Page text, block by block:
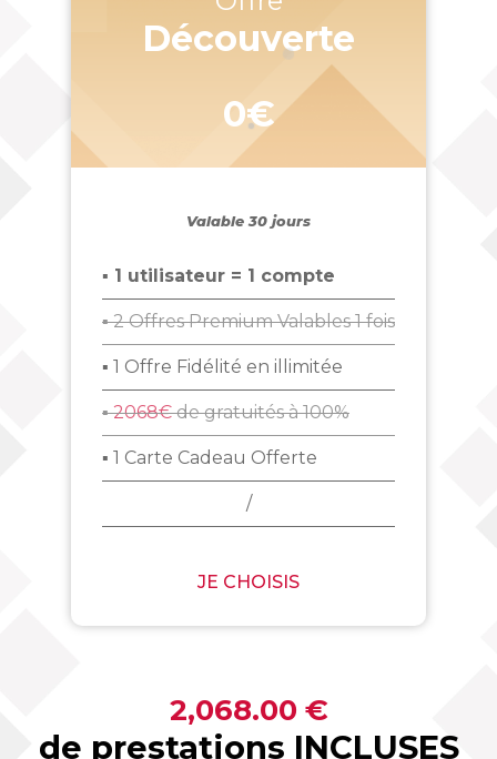
Découverte
0€
Valable 30 jours
▪ 1 utilisateur = 1 compte
▪ 2 Offres Premium Valables 1 fois
▪ 1 Offre Fidélité en illimitée
▪2068€de gratuités à 100%
▪ 1 Carte Cadeau Offerte
/
JE CHOISIS
2,068.00 €
de prestations INCLUSES